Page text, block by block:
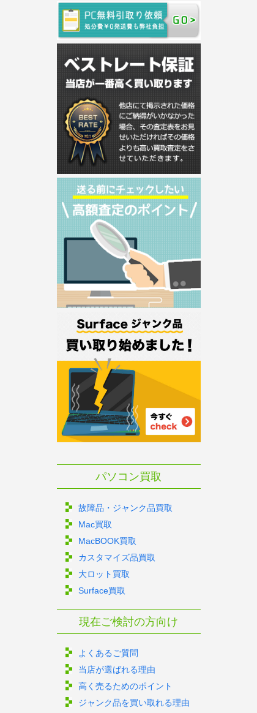
パソコン買取
故障品・ジャンク品買取
Mac買取
MacBOOK買取
カスタマイズ品買取
大ロット買取
Surface買取
現在ご検討の方向け
よくあるご質問
当店が選ばれる理由
高く売るためのポイント
ジャンク品を買い取れる理由